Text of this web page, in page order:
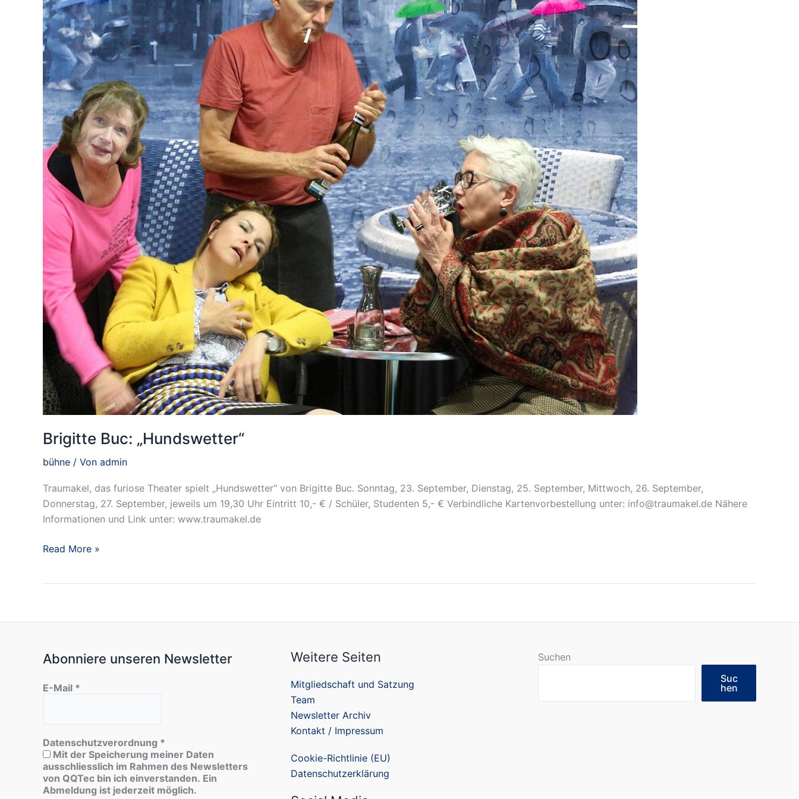
Brigitte Buc: „Hundswetter“
bühne / Von admin
Traumakel, das furiose Theater spielt „Hundswetter“ von Brigitte Buc. Sonntag, 23. September, Dienstag, 25. September, Mittwoch, 26. September,
Donnerstag, 27. September, jeweils um 19,30 Uhr Eintritt 10,- € / Schüler, Studenten 5,- € Verbindliche Kartenvorbestellung unter: info@traumakel.de Nähere
Informationen und Link unter: www.traumakel.de
Brigitte
Read More »
Abonniere unseren Newsletter
E-Mail *
Datenschutzverordnung *
Mit der Speicherung meiner Daten
ausschliesslich im Rahmen des Newsletters
von QQTec bin ich einverstanden. Ein
Abmeldung ist jederzeit möglich.
Weitere Seiten
Mitgliedschaft und Satzung
Team
Newsletter Archiv
Kontakt / Impressum
Cookie-Richtlinie (EU)
Datenschutzerklärung
Suchen
Suc
hen